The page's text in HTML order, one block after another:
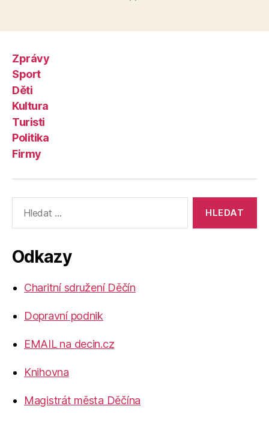
Zprávy
Sport
Děti
Kultura
Turisti
Politika
Firmy
vyhledávání:
Odkazy
Charitní sdružení Děčín
Dopravní podnik
EMAIL na decin.cz
Knihovna
Magistrát města Děčína